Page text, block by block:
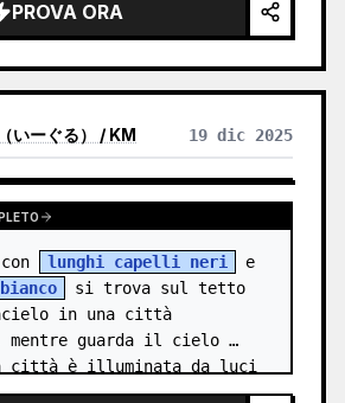
PROVA ORA
いーぐる） / KM 19 dic 2025
lunghi capelli neri
si trova sul tetto
in una città
guarda il cielo
città è illuminata da luci